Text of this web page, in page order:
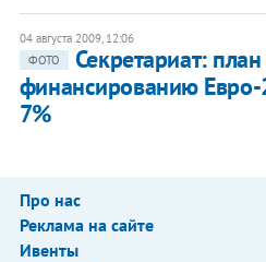
04 августа 2009, 12:06
ФОТО
Секретариат:
финансированию
7%
Про нас
Реклама на сайте
Ивенты